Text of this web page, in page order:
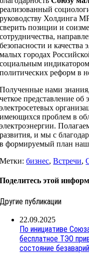
реализованный
руководству Холдинга
сверить позиции и
сотрудничества,
безопасности и качества
малых городах
социальным
политических реформ в
Полученные нами
четкое представление об
электросетевых
имеющихся проблем в
электроэнергии.
развития, и мы с
в формируемый план
Метки:бизнес,Встречи,
Поделитесь этой
Другие публикации
22.09.2025
По инициативе
бесплатное ТЭО
состояние